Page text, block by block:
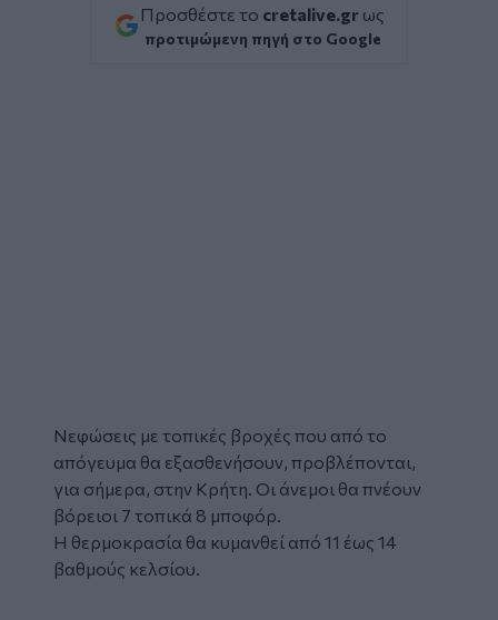
Προσθέστε το cretalive.gr ως
προτιμώμενη πηγή στο Google
Νεφώσεις με τοπικές βροχές που από το
απόγευμα θα εξασθενήσουν, προβλέπονται,
για σήμερα, στην Κρήτη. Οι άνεμοι θα πνέουν
βόρειοι 7 τοπικά 8 μποφόρ.
Η θερμοκρασία θα κυμανθεί από 11 έως 14
βαθμούς κελσίου.